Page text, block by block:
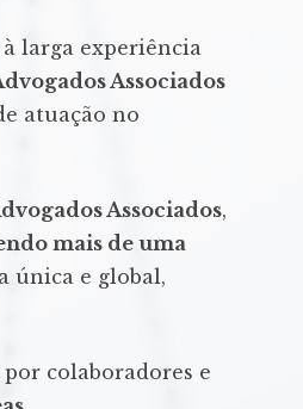
larga experiência
Associados
atuação no
Associados,
mais de uma
única e global,
colaboradores e